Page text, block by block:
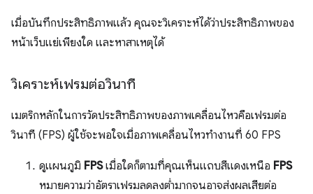
เมื่อบันทึกประสิทธิภาพแล้ว คุณจะวิเคราะห์ได้ว่าประสิทธิภาพของ
หน้าเว็บแย่เพียงใด และหาสาเหตุได้
วิเคราะห์เฟรมต่อวินาที
เมตริกหลักในการวัดประสิทธิภาพของภาพเคลื่อนไหวคือเฟรมต่อ
วินาที (FPS) ผู้ใช้จะพอใจเมื่อภาพเคลื่อนไหวทำงานที่ 60 FPS
ดูแผนภูมิ FPSเมื่อใดก็ตามที่คุณเห็นแถบสีแดงเหนือ FPS
หมายความว่าอัตราเฟรมลดลงต่ำมากจนอาจส่งผลเสียต่อ